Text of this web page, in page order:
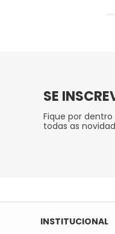
SE
Fique por
todas as
INSTITUCIONAL